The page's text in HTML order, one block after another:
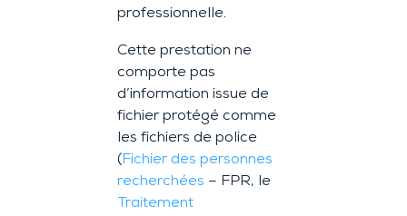
professionnelle.
Cette prestation ne
comporte pas
d’information issue de
fichier protégé comme
les fichiers de police
( Fichier des personnes
recherchées – FPR, le
Traitement